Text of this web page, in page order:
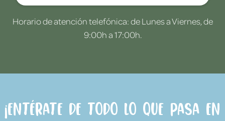
Horario de atención telefónica: de Lunes a Viernes, de
9:00h a 17:00h.
¡Entérate de todo lo que pasa en